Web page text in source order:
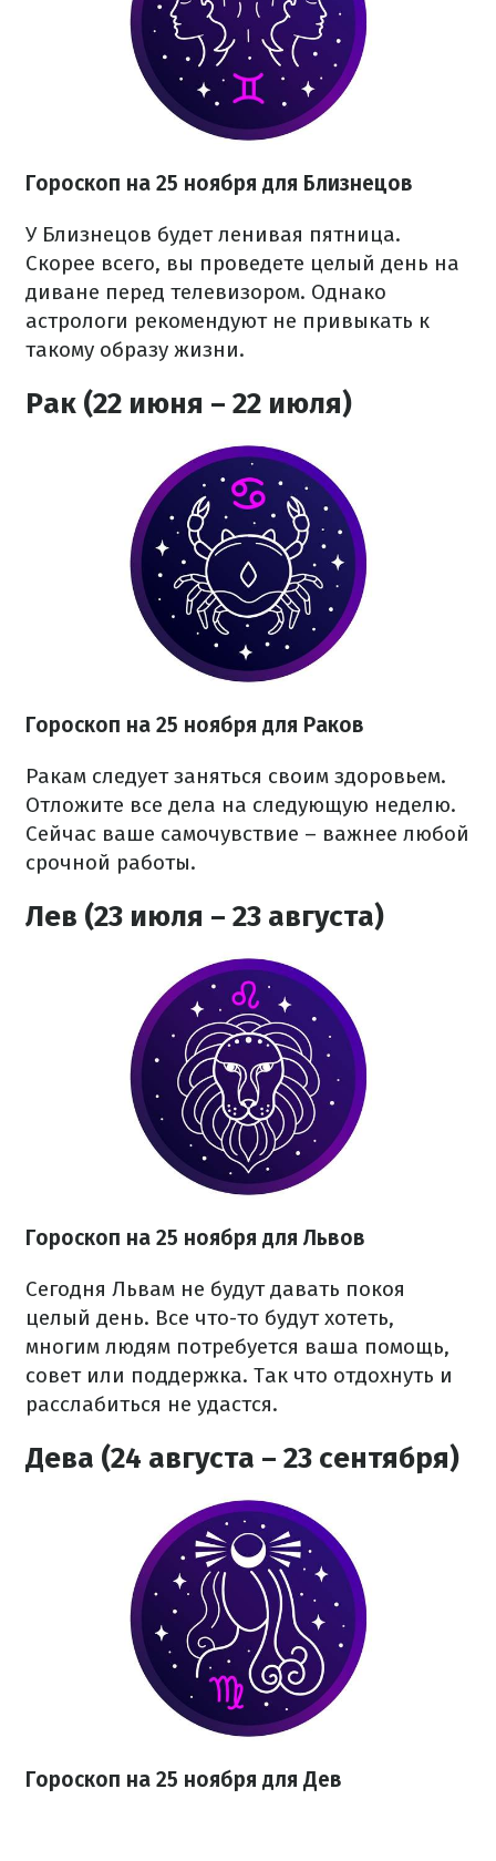
Гороскоп на 25 ноября для Близнецов
У Близнецов будет ленивая пятница.
Скорее всего, вы проведете целый день на
диване перед телевизором. Однако
астрологи рекомендуют не привыкать к
такому образу жизни.
Рак (22 июня – 22 июля)
Гороскоп на 25 ноября для Раков
Ракам следует заняться своим здоровьем.
Отложите все дела на следующую неделю.
Сейчас ваше самочувствие – важнее любой
срочной работы.
Лев (23 июля – 23 августа)
Гороскоп на 25 ноября для Львов
Сегодня Львам не будут давать покоя
целый день. Все что-то будут хотеть,
многим людям потребуется ваша помощь,
совет или поддержка. Так что отдохнуть и
расслабиться не удастся.
Дева (24 августа – 23 сентября)
Гороскоп на 25 ноября для Дев